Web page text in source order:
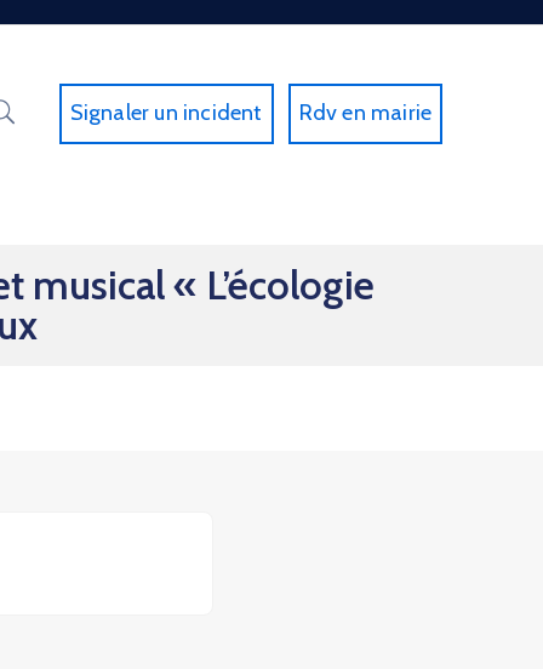
Signaler un incident Rdv en mairie
« L’écologie